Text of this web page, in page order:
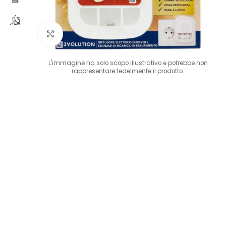
Clicca per ingrandire
L'immagine ha solo scopo illustrativo e potrebbe non
rappresentare fedelmente il prodotto.